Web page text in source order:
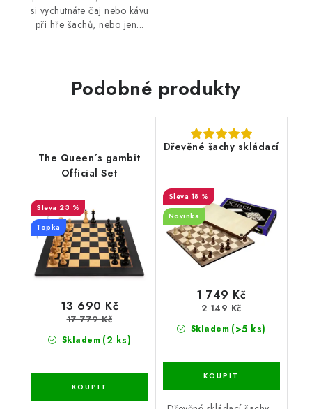
si vychutnáte čaj nebo kávu
při hře šachů, nebo jen...
Podobné produkty
The Queen´s gambit
Official Set
23 %
Topka
Skladem (2 ks)
13 690 Kč
17 779 Kč
Dřevěné šachy skládací
18 %
Novinka
Skladem (>5 ks)
1 749 Kč
2 149 Kč